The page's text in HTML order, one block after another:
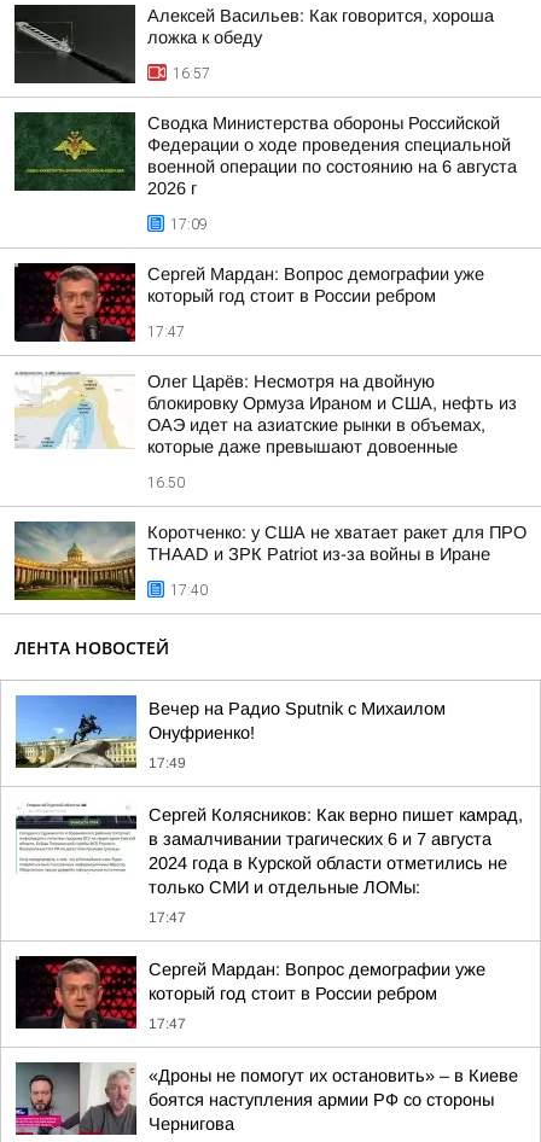
Алексей Васильев: Как говорится, хороша
ложка к обеду
16:57
Сводка Министерства обороны Российской
Федерации о ходе проведения специальной
военной операции по состоянию на 6 августа
2026 г
17:09
Сергей Мардан: Вопрос демографии уже
который год стоит в России ребром
17:47
Олег Царёв: Несмотря на двойную
блокировку Ормуза Ираном и США, нефть из
ОАЭ идет на азиатские рынки в объемах,
которые даже превышают довоенные
16:50
Коротченко: у США не хватает ракет для ПРО
THAAD и ЗРК Patriot из-за войны в Иране
17:40
ЛЕНТА НОВОСТЕЙ
Вечер на Радио Sputnik с Михаилом
Онуфриенко!
17:49
Сергей Колясников: Как верно пишет камрад,
в замалчивании трагических 6 и 7 августа
2024 года в Курской области отметились не
только СМИ и отдельные ЛОМы:
17:47
Сергей Мардан: Вопрос демографии уже
который год стоит в России ребром
17:47
«Дроны не помогут их остановить» – в Киеве
боятся наступления армии РФ со стороны
Чернигова